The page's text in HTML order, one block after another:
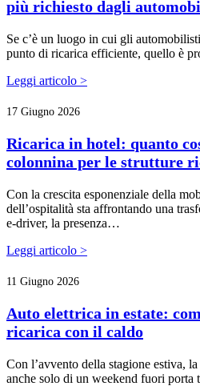
più richiesto dagli
Se c’è un luogo in cui gli
punto di ricarica efficiente, quello è
Leggi articolo >
17 Giugno 2026
Ricarica in hotel: quanto
colonnina per le strutture
Con la crescita esponenziale della
dell’ospitalità sta affrontando una
e-driver, la presenza…
Leggi articolo >
11 Giugno 2026
Auto elettrica in estate:
ricarica con il caldo
Con l’avvento della stagione estiva,
anche solo di un weekend fuori